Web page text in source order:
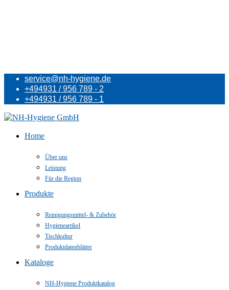
service@nh-hygiene.de
+494931 / 956 789 - 2
+494931 / 956 789 - 1
Home
Über uns
Leistung
Für die Region
Produkte
Reinigungsmittel- & Zubehör
Hygieneartikel
Tischkultur
Produktdatenblätter
Kataloge
NH-Hygiene Produktkatalog